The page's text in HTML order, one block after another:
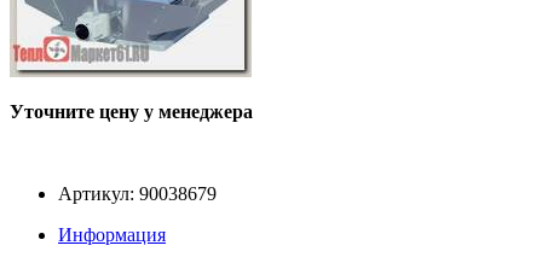
Уточните цену у менеджера
Артикул: 90038679
Информация